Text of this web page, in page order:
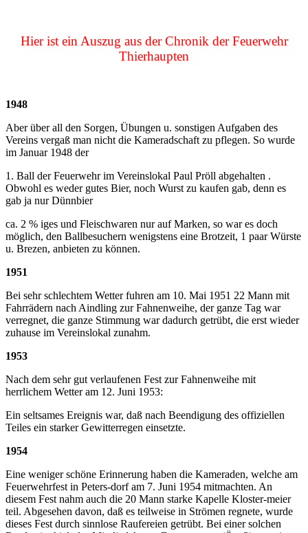
Hier ist ein Auszug aus der Chronik der Feuerwehr
Thierhaupten
1948
Aber über all den Sorgen, Übungen u. sonstigen Aufgaben des
Vereins vergaß man nicht die Kameradschaft zu pflegen. So wurde
im Januar 1948 der
1. Ball der Feuerwehr im Vereinslokal Paul Pröll abgehalten .
Obwohl es weder gutes Bier, noch Wurst zu kaufen gab, denn es
gab ja nur Dünnbier
ca. 2 % iges und Fleischwaren nur auf Marken, so war es doch
möglich, den Ballbesuchern wenigstens eine Brotzeit, 1 paar Würste
u. Brezen, anbieten zu können.
1951
Bei sehr schlechtem Wetter fuhren am 10. Mai 1951 22 Mann mit
Fahrrädern nach Aindling zur Fahnenweihe, der ganze Tag war
verregnet, die ganze Stimmung war dadurch getrübt, die erst wieder
zuhause im Vereinslokal zunahm.
1953
Nach dem sehr gut verlaufenen Fest zur Fahnenweihe mit
herrlichem Wetter am 12. Juni 1953:
Ein seltsames Ereignis war, daß nach Beendigung des offiziellen
Teiles ein starker Gewitterregen einsetzte.
1954
Eine weniger schöne Erinnerung haben die Kameraden, welche am
Feuerwehrfest in Peters-dorf am 7. Juni 1954 mitmachten. An
diesem Fest nahm auch die 20 Mann starke Kapelle Kloster-meier
teil. Abgesehen davon, daß es teilweise in Strömen regnete, wurde
dieses Fest durch sinnlose Raufereien getrübt. Bei einer solchen